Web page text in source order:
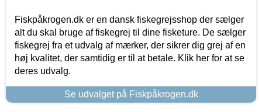
Fiskpåkrogen.dk er en dansk fiskegrejsshop der sælger
alt du skal bruge af fiskegrej til dine fisketure. De sælger
fiskegrej fra et udvalg af mærker, der sikrer dig grej af en
høj kvalitet, der samtidig er til at betale. Klik her for at se
deres udvalg.
Se udvalget på Fiskpåkrogen.dk